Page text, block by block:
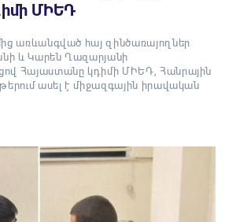
ՄԻԵԴ
առևանգված հայ զինծառայողներ
և Կարեն Ղազարյանի
Հայաստանը կդիմի ՄԻԵԴ, Հանրային
ասել է միջազգային իրավական